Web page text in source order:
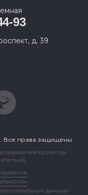
93
д. 39
Все права защищены.
материалов
данных